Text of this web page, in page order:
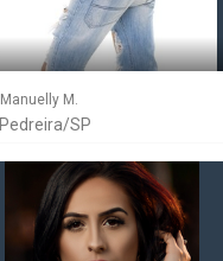
Manuelly M.
Pedreira/SP